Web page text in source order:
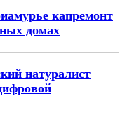
капремонт
домах
натуралист